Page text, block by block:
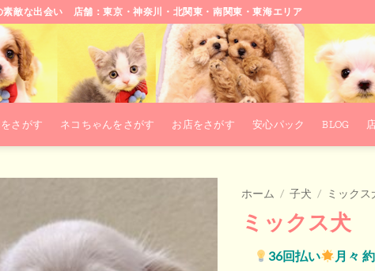
敵な出会い 店舗：東京・神奈川・北関東・南関東・東海エリア
さがす ネコちゃんをさがす お店をさがす 安心パック BLOG
ホーム / 子犬 / ミックス
ミックス犬
36回払い 月々